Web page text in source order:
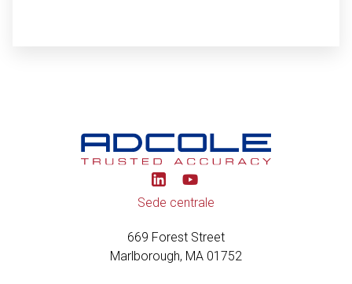
Y
o
u
u
b
e
Sede centrale
669 Forest Street
Marlborough, MA 01752